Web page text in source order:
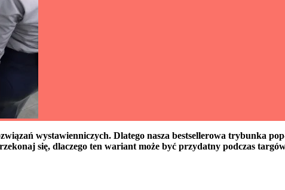
wystawienniczych. Dlatego nasza bestsellerowa trybunka
się, dlaczego ten wariant może być przydatny podczas